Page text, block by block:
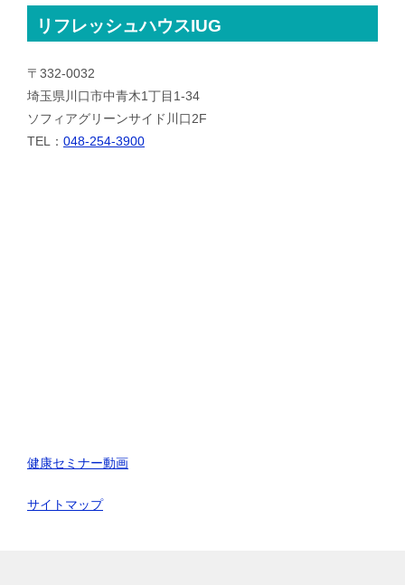
リフレッシュハウスIUG
〒332-0032
埼玉県川口市中青木1丁目1-34
ソフィアグリーンサイド川口2F
TEL： 048-254-3900
健康セミナー動画
サイトマップ